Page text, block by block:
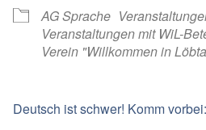
AG Sprache
Veranstaltungen mit WiL-
Verein "Willkommen in
Deutsch ist schwer! Komm